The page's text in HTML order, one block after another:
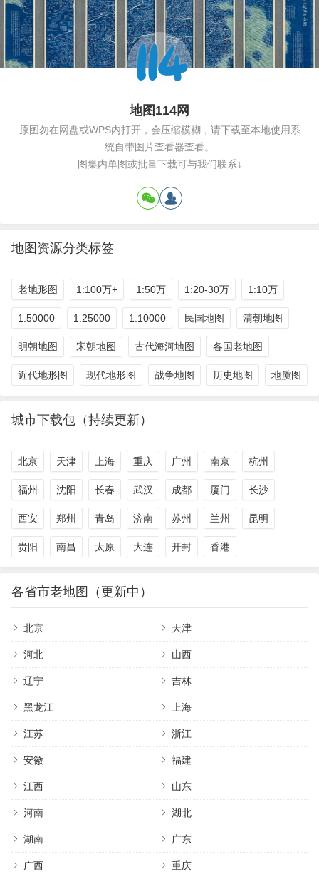
地图114网
原图勿在网盘或WPS内打开，会压缩模糊，请下载至本地使用系
统自带图片查看器查看。
图集内单图或批量下载可与我们联系↓
地图资源分类标签
老地形图 1:100万+ 1:50万 1:20-30万 1:10万
1:50000 1:25000 1:10000 民国地图 清朝地图
明朝地图 宋朝地图 古代海河地图 各国老地图
近代地形图 现代地形图 战争地图 历史地图 地质图
城市下载包（持续更新）
北京 天津 上海 重庆 广州 南京 杭州
福州 沈阳 长春 武汉 成都 厦门 长沙
西安 郑州 青岛 济南 苏州 兰州 昆明
贵阳 南昌 太原 大连 开封 香港
各省市老地图（更新中）
北京 天津
河北 山西
辽宁 吉林
黑龙江 上海
江苏 浙江
安徽 福建
江西 山东
河南 湖北
湖南 广东
广西 重庆